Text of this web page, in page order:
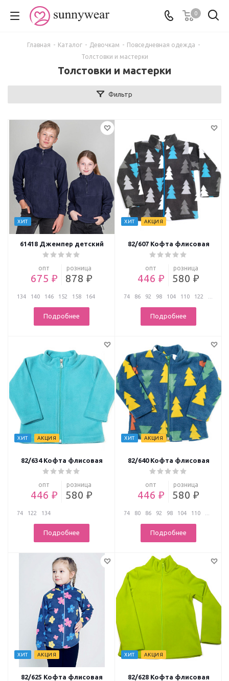
0
Главная - Каталог - Девочкам - Повседневная одежда -
Толстовки и мастерки
Толстовки и мастерки
Фильтр
ХИТ
61418 Джемпер детский
опт
675 ₽
розница
878 ₽
134 140 146 152 158 164
Подробнее
ХИТ АКЦИЯ
82/607 Кофта флисовая
опт
446 ₽
розница
580 ₽
74 86 92 98 104 110 122
Подробнее
ХИТ АКЦИЯ
82/634 Кофта флисовая
опт
446 ₽
розница
580 ₽
74 122 134
Подробнее
ХИТ АКЦИЯ
82/640 Кофта флисовая
опт
446 ₽
розница
580 ₽
74 80 86 92 98 104 110
Подробнее
ХИТ АКЦИЯ
82/625 Кофта флисовая
ХИТ АКЦИЯ
82/628 Кофта флисовая